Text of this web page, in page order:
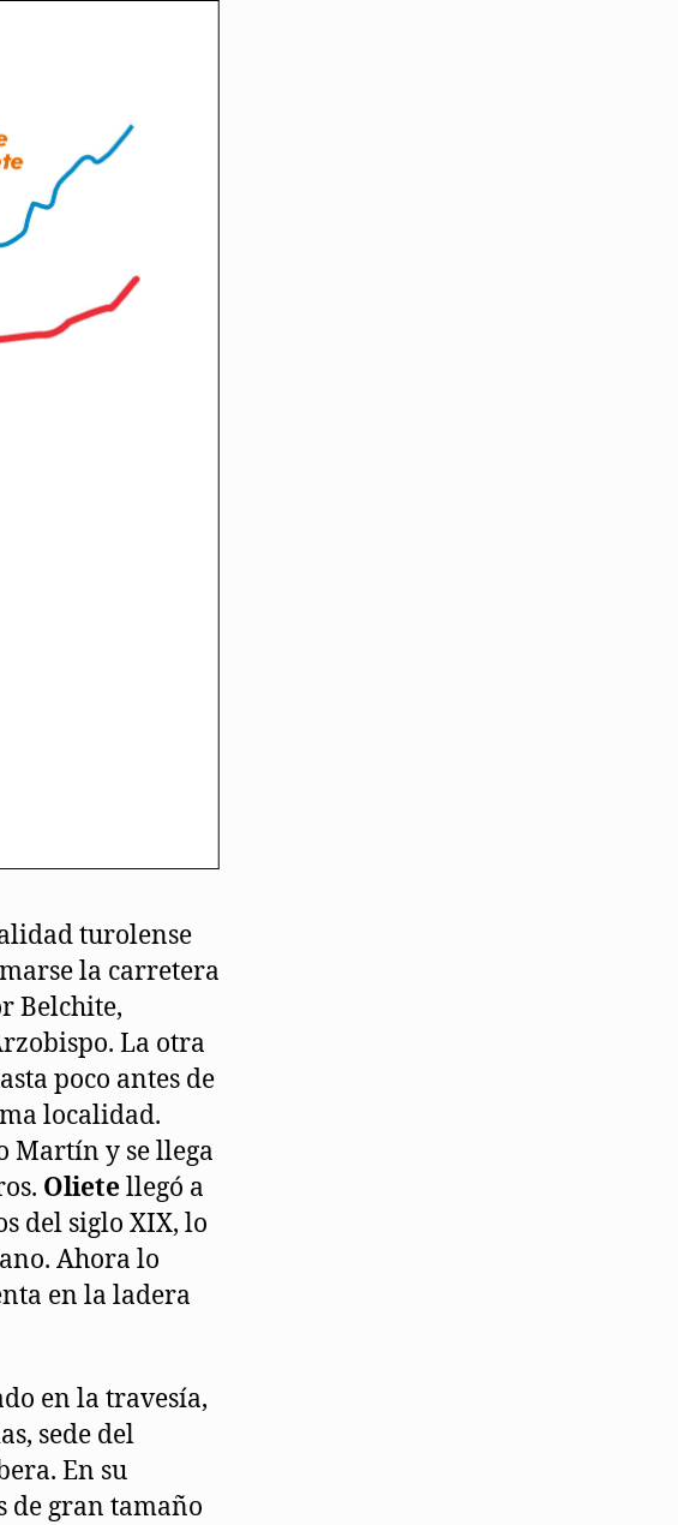
turolense
la carretera
Belchite,
La otra
poco antes de
localidad.
Martín y se llega
Olietellegó a
del siglo XIX, lo
Ahora lo
en la ladera
en la travesía,
sede del
En su
de gran tamaño